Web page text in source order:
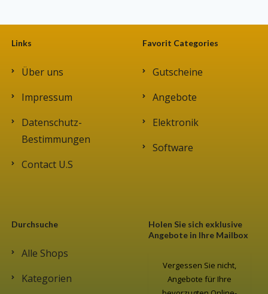
Links
Über uns
Impressum
Datenschutz-
Bestimmungen
Contact U.S
Favorit Categories
Gutscheine
Angebote
Elektronik
Software
Durchsuche
Alle Shops
Kategorien
Holen Sie sich exklusive
Angebote in Ihre Mailbox
Vergessen Sie nicht,
Angebote für Ihre